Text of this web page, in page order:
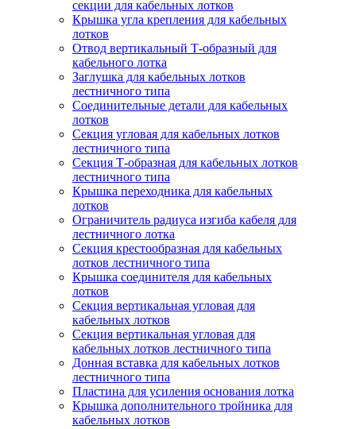
секции для кабельных лотков
Крышка угла крепления для кабельных
лотков
Отвод вертикальный Т-образный для
кабельного лотка
Заглушка для кабельных лотков
лестничного типа
Соединительные детали для кабельных
лотков
Секция угловая для кабельных лотков
лестничного типа
Секция Т-образная для кабельных лотков
лестничного типа
Крышка переходника для кабельных
лотков
Ограничитель радиуса изгиба кабеля для
лестничного лотка
Секция крестообразная для кабельных
лотков лестничного типа
Крышка соединителя для кабельных
лотков
Секция вертикальная угловая для
кабельных лотков
Секция вертикальная угловая для
кабельных лотков лестничного типа
Донная вставка для кабельных лотков
лестничного типа
Пластина для усиления основания лотка
Крышка дополнительного тройника для
кабельных лотков